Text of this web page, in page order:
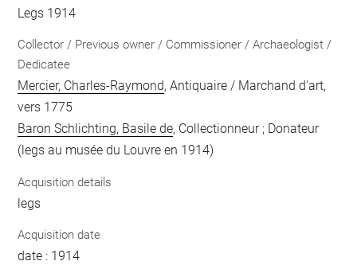
Legs 1914
Collector / Previous owner / Commissioner / Archaeologist /
Dedicatee
Mercier, Charles-Raymond, Antiquaire / Marchand d'art,
vers 1775
Baron Schlichting, Basile de, Collectionneur ; Donateur
(legs au musée du Louvre en 1914)
Acquisition details
legs
Acquisition date
date : 1914